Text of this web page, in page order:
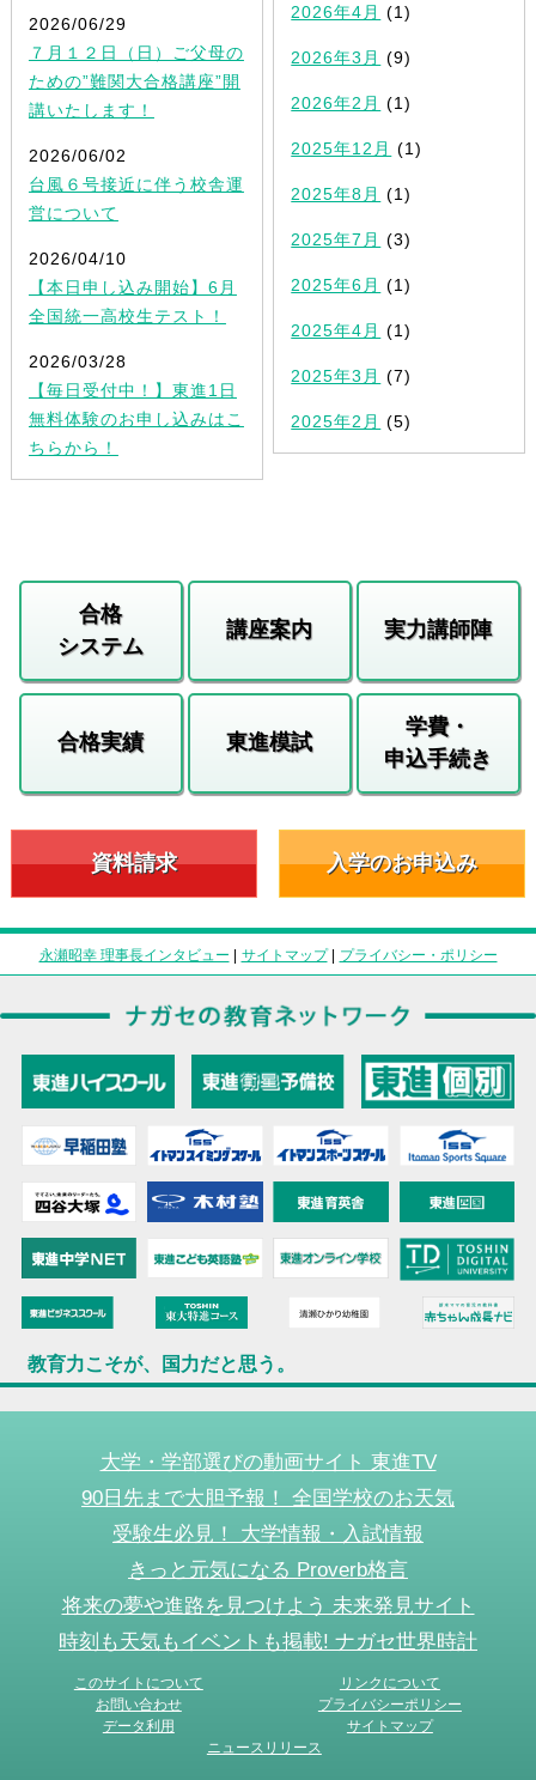
2026/06/29
７月１２日（日）ご父母の
ための”難関大合格講座”開
講いたします！
2026/06/02
台風６号接近に伴う校舎運
営について
2026/04/10
【本日申し込み開始】6月
全国統一高校生テスト！
2026/03/28
【毎日受付中！】東進1日
無料体験のお申し込みはこ
ちらから！
2026年4月 (1)
2026年3月 (9)
2026年2月 (1)
2025年12月 (1)
2025年8月 (1)
2025年7月 (3)
2025年6月 (1)
2025年4月 (1)
2025年3月 (7)
2025年2月 (5)
合格
システム
講座案内 実力講師陣
合格実績 東進模試
学費・
申込手続き
資料請求 入学のお申込み
永瀬昭幸 理事長インタビュー | サイトマップ| プライバシー・ポリシー
教育力こそが、国力だと思う。
大学・学部選びの動画サイト 東進TV
90日先まで大胆予報！ 全国学校のお天気
受験生必見！ 大学情報・入試情報
きっと元気になる Proverb格言
将来の夢や進路を見つけよう 未来発見サイト
時刻も天気もイベントも掲載! ナガセ世界時計
このサイトについて
リンクについて
お問い合わせ
プライバシーポリシー
データ利用
サイトマップ
ニュースリリース